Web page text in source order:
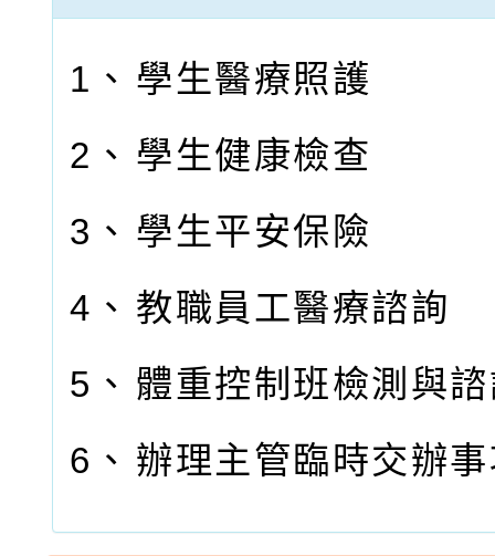
1、 學生醫療照護
2、 學生健康檢查
3、 學生平安保險
4、 教職員工醫療諮詢
5、 體重控制班檢測與
6、 辦理主管臨時交辦